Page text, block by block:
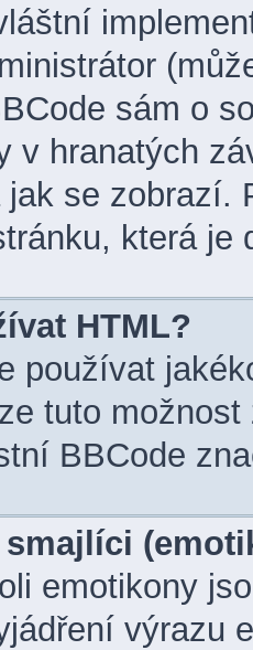
sám o
v hranatých
se zobrazí.
která
HTML?
používat
tuto
BBCode
emotikony
výrazu